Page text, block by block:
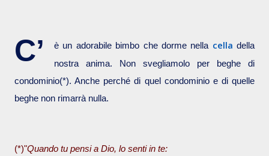
C’ è un adorabile bimbo che dorme nella cella della
nostra anima. Non svegliamolo per beghe di
condominio(*). Anche perché di quel condominio e di quelle
beghe non rimarrà nulla.
(*)"Quando tu pensi a Dio, lo senti in te: